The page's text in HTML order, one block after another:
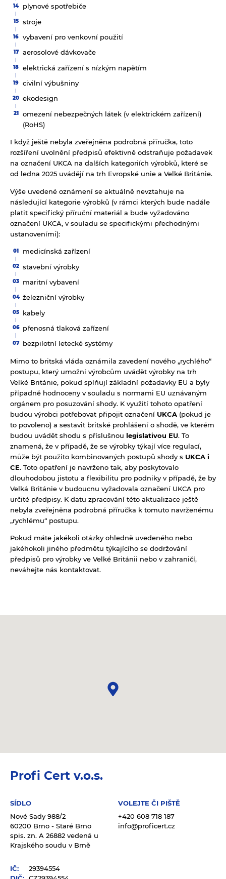
plynové spotřebiče
stroje
vybavení pro venkovní použití
aerosolové dávkovače
elektrická zařízení s nízkým napětím
civilní výbušniny
ekodesign
omezení nebezpečných látek (v elektrickém zařízení)
(RoHS)
I když ještě nebyla zveřejněna podrobná příručka, toto
rozšíření uvolnění předpisů efektivně odstraňuje požadavek
na označení UKCA na dalších kategoriích výrobků, které se
od ledna 2025 uvádějí na trh Evropské unie a Velké Británie.
Výše uvedené oznámení se aktuálně nevztahuje na
následující kategorie výrobků (v rámci kterých bude nadále
platit specifický příruční materiál a bude vyžadováno
označení UKCA, v souladu se specifickými přechodnými
ustanoveními):
medicínská zařízení
stavební výrobky
maritní vybavení
železniční výrobky
kabely
přenosná tlaková zařízení
bezpilotní letecké systémy
Mimo to britská vláda oznámila zavedení nového „rychlého“
postupu, který umožní výrobcům uvádět výrobky na trh
Velké Británie, pokud splňují základní požadavky EU a byly
případně hodnoceny v souladu s normami EU uznávaným
orgánem pro posuzování shody. K využití tohoto opatření
budou výrobci potřebovat připojit označení UKCA (pokud je
to povoleno) a sestavit britské prohlášení o shodě, ve kterém
budou uvádět shodu s příslušnou legislativou EU. To
znamená, že v případě, že se výrobky týkají více regulací,
může být použito kombinovaných postupů shody s UKCA i
CE. Toto opatření je navrženo tak, aby poskytovalo
dlouhodobou jistotu a flexibilitu pro podniky v případě, že by
Velká Británie v budoucnu vyžadovala označení UKCA pro
určité předpisy. K datu zpracování této aktualizace ještě
nebyla zveřejněna podrobná příručka k tomuto navrženému
„rychlému“ postupu.
Pokud máte jakékoli otázky ohledně uvedeného nebo
jakéhokoli jiného předmětu týkajícího se dodržování
předpisů pro výrobky ve Velké Británii nebo v zahraničí,
neváhejte nás kontaktovat.
Profi Cert v.o.s.
SÍDLO
Nové Sady 988/2
60200 Brno - Staré Brno
spis. zn. A 26882 vedená u
Krajského soudu v Brně
VOLEJTE ČI PIŠTĚ
+420 608 718 187
info@proficert.cz
IČ:
29394554